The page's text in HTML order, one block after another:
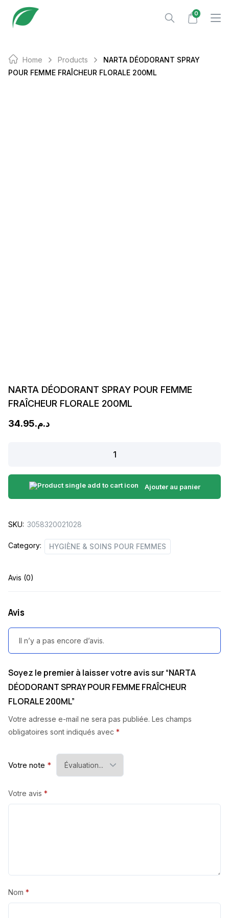
0
Home Products
NARTA DÉODORANT SPRAY
POUR FEMME FRAÎCHEUR FLORALE 200ML
NARTA DÉODORANT SPRAY POUR FEMME
FRAÎCHEUR FLORALE 200ML
د.م.34.95
SPRAY
FEMME
FLORALE
quantity
Ajouter au panier
SKU: 3058320021028
Category: HYGIÈNE & SOINS POUR FEMMES
Avis (0)
Avis
Il n’y a pas encore d’avis.
Soyez le premier à laisser votre avis sur “NARTA
DÉODORANT SPRAY POUR FEMME FRAÎCHEUR
FLORALE 200ML”
Votre adresse e-mail ne sera pas publiée. Les champs
obligatoires sont indiqués avec *
Votre note *
Votre avis *
Nom *